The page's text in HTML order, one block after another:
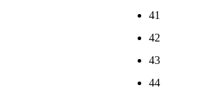
41
42
43
44